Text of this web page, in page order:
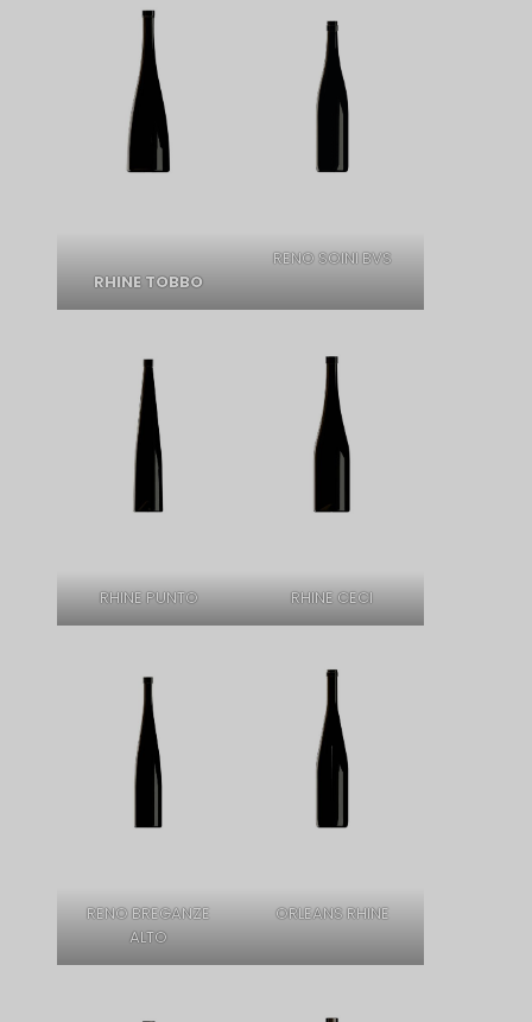
RHINE TOBBO
RENO SOINI BVS
RHINE PUNTO RHINE CECI
RENO BREGANZE
ALTO
ORLEANS RHINE